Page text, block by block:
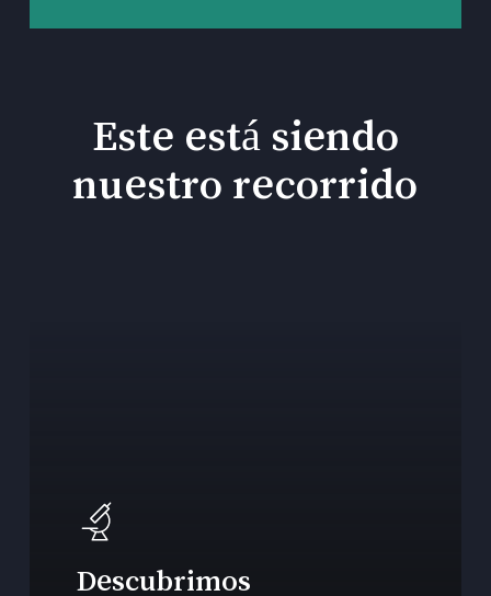
Este está siendo
nuestro recorrido
Descubrimos